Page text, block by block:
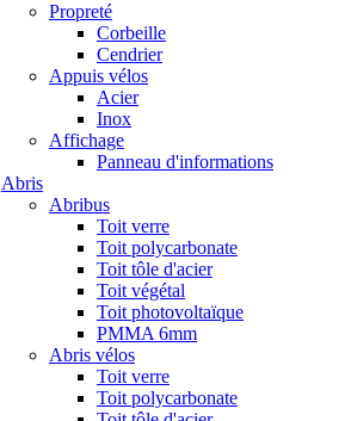
Propreté
Corbeille
Cendrier
Appuis vélos
Acier
Inox
Affichage
Panneau d'informations
Abris
Abribus
Toit verre
Toit polycarbonate
Toit tôle d'acier
Toit végétal
Toit photovoltaïque
PMMA 6mm
Abris vélos
Toit verre
Toit polycarbonate